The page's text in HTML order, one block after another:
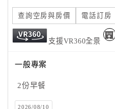
品
宣
傳
查詢空房與房價 電話訂房
支援VR360全景
一般專案
2份早餐
2026/08/10